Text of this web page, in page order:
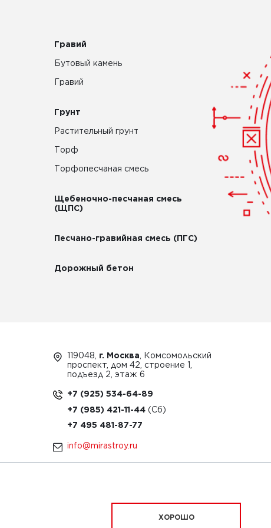
Гравий
Бутовый камень
Гравий
Грунт
Растительный грунт
Торф
Торфопесчаная смесь
Щебеночно-песчаная смесь
(ЩПС)
Песчано-гравийная смесь (ПГС)
Дорожный бетон
119048, г. Москва , Комсомольский
проспект, дом 42, строение 1,
подъезд 2, этаж 6
+7 (925) 534-64-89
+7 (985) 421-11-44
+7 495 481-87-77
info@mirastroy.ru
ХОРОШО